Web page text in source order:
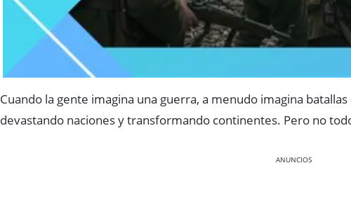
Cuando la gente imagina una guerra, a menudo imagina
devastando naciones y transformando continentes. Pero no
ANUNCIOS